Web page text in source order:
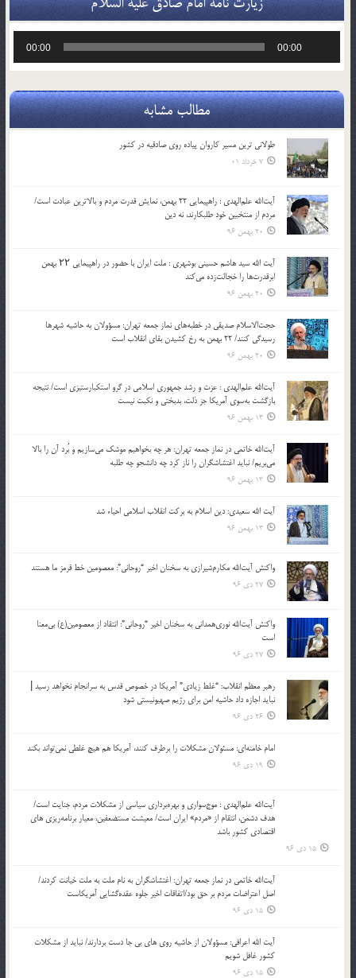
00:00
00:00
مطالب مشابه
طولانی ترین مسیر کاروان پیاده روی صادقیه در کشور
7 خرداد 01
آیت‌الله علم‌الهدی : راهپیمایی 22 بهمن، نمایش قدرت مردم و بالاترین عبادت است/
مردم از منتخبین خود طلبکارند، نه دین
20 بهمن 96
آیت الله سید هاشم حسینی بوشهری : ملت ایران با حضور در راهپیمایی ۲۲ بهمن
ابرقدرت‌ها را خجالت‌زده می‌کند
20 بهمن 96
حجت‌الاسلام صدیقی در خطبه‌های نماز جمعه تهران: مسؤولان به حاشیه شهرها
رسیدگی کنند/ 22 بهمن به رخ کشیدن بقای انقلاب است
20 بهمن 96
آیت‌الله علم‌الهدی : عزت و رشد جمهوری اسلامی در گرو استکبارستیزی است/ نتیجه
بازگشت به‌سوی آمریکا جز ذلت، بدبختی و نکبت نیست
13 بهمن 96
آیت‌الله خاتمی در نماز جمعه تهران: هر چه بخواهیم موشک می‌سازیم و بُرد آن را بالا
می‌بریم/ نباید اغتشاشگران را ناز کرد چه دانشجو چه طلبه
13 بهمن 96
آیت الله سعیدی: دین اسلام به برکت انقلاب اسلامی احیاء شد
13 بهمن 96
واکنش آیت‌الله مکارم‌شیرازی به سخنان اخیر “روحانی”: معصومین خط قرمز ما هستند
27 دی 96
واکنش آیت‌الله نوری‌همدانی به سخنان اخیر “روحانی”: انتقاد از معصومین(ع) بی‌معنا
است
27 دی 96
رهبر معظم انقلاب: “غلط زیادی” آمریکا در خصوص قدس به سرانجام نخواهد رسید |
نباید اجازه داد حاشیه امن برای رژیم صهیونیستی شود
26 دی 96
امام خامنه‌ای: مسئولان مشکلات را برطرف کنند، آمریکا هم هیچ غلطی نمی‌تواند بکند
19 دی 96
آیت‌الله علم‌الهدی : موج‌سواری و بهره‌برداری سیاسی از مشکلات مردم، جنایت است/
هدف دشمن، انتقام از «مردم» ایران است/ معیشت مستضعفین، معیار برنامه‌ریزی های
اقتصادی کشور باشد
15 دی 96
آیت‌الله خاتمی در نماز جمعه تهران: اغتشاشگران به نام ملت به ملت خیانت کردند/
اصل اعتراضات مردم بر حق بود/اتفاقات اخیر جلوه عقده‌گشایی آمریکاست
15 دی 96
آیت الله اعرافی: مسؤولان از حاشیه روی های بی جا دست بردارند/ نباید از مشکلات
کشور غافل شویم
15 دی 96